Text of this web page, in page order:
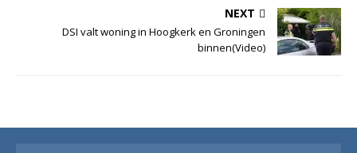
NEXT
DSI valt woning in Hoogkerk en Groningen
binnen(Video)